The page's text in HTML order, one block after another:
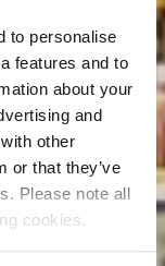
to personalise
features and to
about your
and
other
or that they’ve
Please note all
cookies.